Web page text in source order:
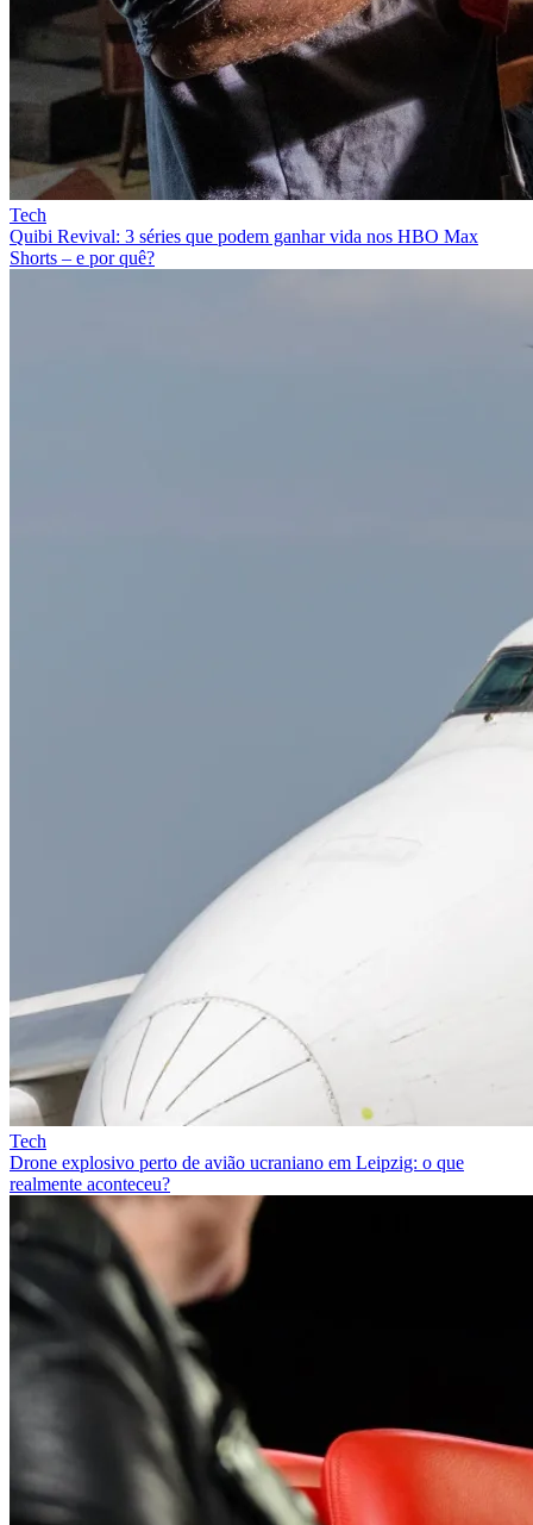
Tech
Quibi Revival: 3 séries que podem ganhar vida nos HBO Max
Shorts – e por quê?
Tech
Drone explosivo perto de avião ucraniano em Leipzig: o que
realmente aconteceu?